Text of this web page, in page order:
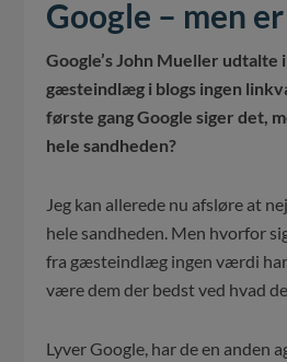
Google – men
Google’s John Mueller udtalte
gæsteindlæg i blogs ingen
første gang Google siger det,
hele sandheden?
Jeg kan allerede nu afsløre at
hele sandheden. Men hvorfor
fra gæsteindlæg ingen værdi
være dem der bedst ved hvad
Lyver Google, har de en anden